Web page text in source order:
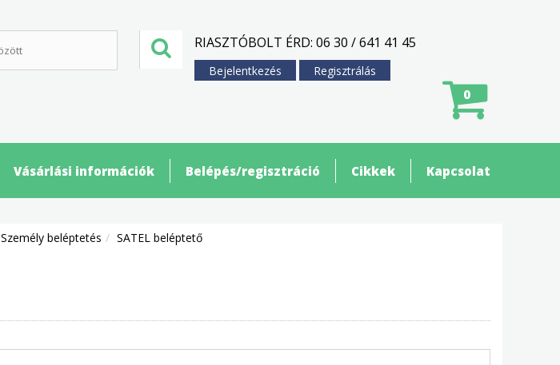
RIASZTÓBOLT ÉRD: 06 30 / 641 41 45
Bejelentkezés Regisztrálás
0
Vásárlási információk Belépés/regisztráció Cikkek Kapcsolat
Személy beléptetés SATEL beléptető